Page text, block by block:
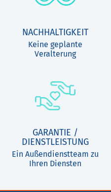
NACHHALTIGKEIT
Keine geplante
Veralterung
GARANTIE /
DIENSTLEISTUNG
Ein Außendienstteam zu
Ihren Diensten